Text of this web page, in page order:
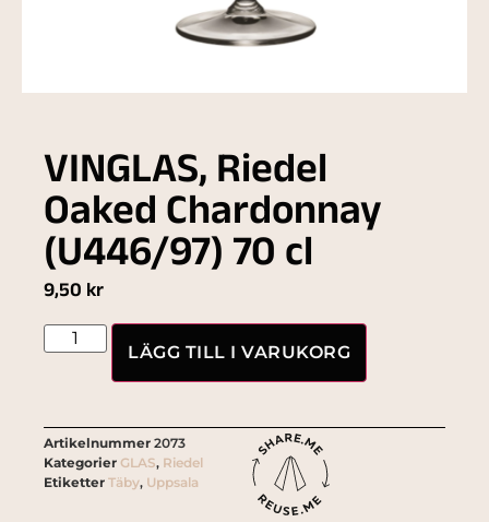
VINGLAS, Riedel
Oaked Chardonnay
(U446/97) 70 cl
9,50 kr
LÄGG TILL I VARUKORG
Artikelnummer 2073
Kategorier GLAS, Riedel
Etiketter Täby, Uppsala